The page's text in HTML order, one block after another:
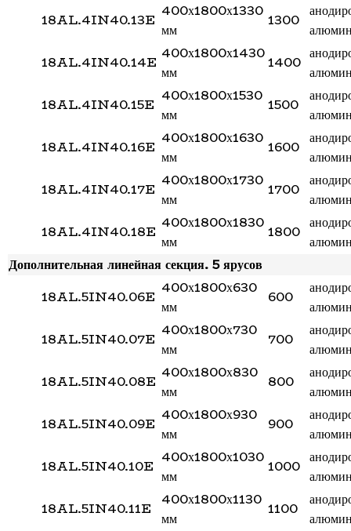
18AL.4IN40.13E 400х1800х1330
мм
1300
18AL.4IN40.14E 400х1800х1430
мм
1400
18AL.4IN40.15E 400х1800х1530
мм
1500
18AL.4IN40.16E 400х1800х1630
мм
1600
18AL.4IN40.17E 400х1800х1730
мм
1700
18AL.4IN40.18E 400х1800х1830
мм
1800
Дополнительная линейная секция. 5 ярусов
18AL.5IN40.06E 400х1800х630
мм
600
18AL.5IN40.07E 400х1800х730
мм
700
18AL.5IN40.08E 400х1800х830
мм
800
18AL.5IN40.09E 400х1800х930
мм
900
18AL.5IN40.10E 400х1800х1030
мм
1000
18AL.5IN40.11E 400х1800х1130
мм
1100